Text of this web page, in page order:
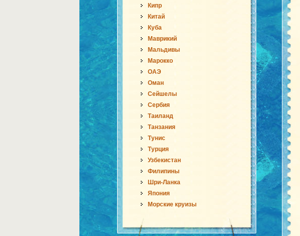
Кипр
Китай
Куба
Маврикий
Мальдивы
Марокко
ОАЭ
Оман
Сейшелы
Сербия
Таиланд
Танзания
Тунис
Турция
Узбекистан
Филипины
Шри-Ланка
Япония
Морские круизы